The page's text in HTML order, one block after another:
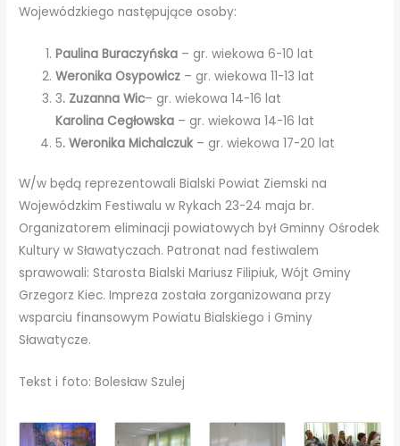
Wojewódzkiego następujące osoby:
Paulina Buraczyńska – gr. wiekowa 6-10 lat
Weronika Osypowicz – gr. wiekowa 11-13 lat
3. Zuzanna Wic– gr. wiekowa 14-16 lat
Karolina Cegłowska – gr. wiekowa 14-16 lat
5. Weronika Michalczuk – gr. wiekowa 17-20 lat
W/w będą reprezentowali Bialski Powiat Ziemski na
Wojewódzkim Festiwalu w Rykach 23-24 maja br.
Organizatorem eliminacji powiatowych był Gminny Ośrodek
Kultury w Sławatyczach. Patronat nad festiwalem
sprawowali: Starosta Bialski Mariusz Filipiuk, Wójt Gminy
Grzegorz Kiec. Impreza została zorganizowana przy
wsparciu finansowym Powiatu Bialskiego i Gminy
Sławatycze.
Tekst i foto: Bolesław Szulej